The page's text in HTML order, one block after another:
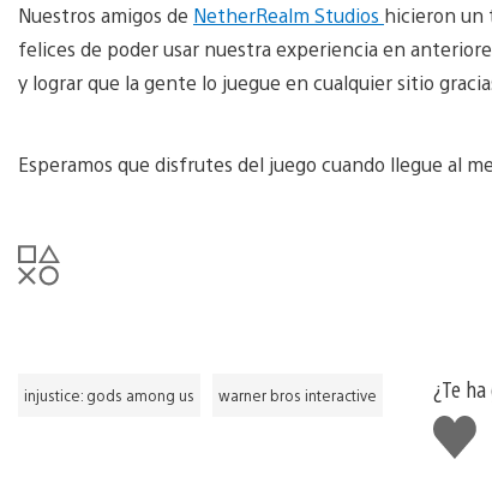
Nuestros amigos de NetherRealm Studios hicieron un
felices de poder usar nuestra experiencia en
y lograr que la gente lo juegue en cualquier sitio
Esperamos que disfrutes del juego cuando llegue al
injustice: gods among us warner bros interactive
¿Te
Me
gusta